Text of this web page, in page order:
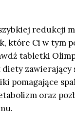
redukcji
które Ci w tym
tabletki
diety zawierający
pomagające
oraz